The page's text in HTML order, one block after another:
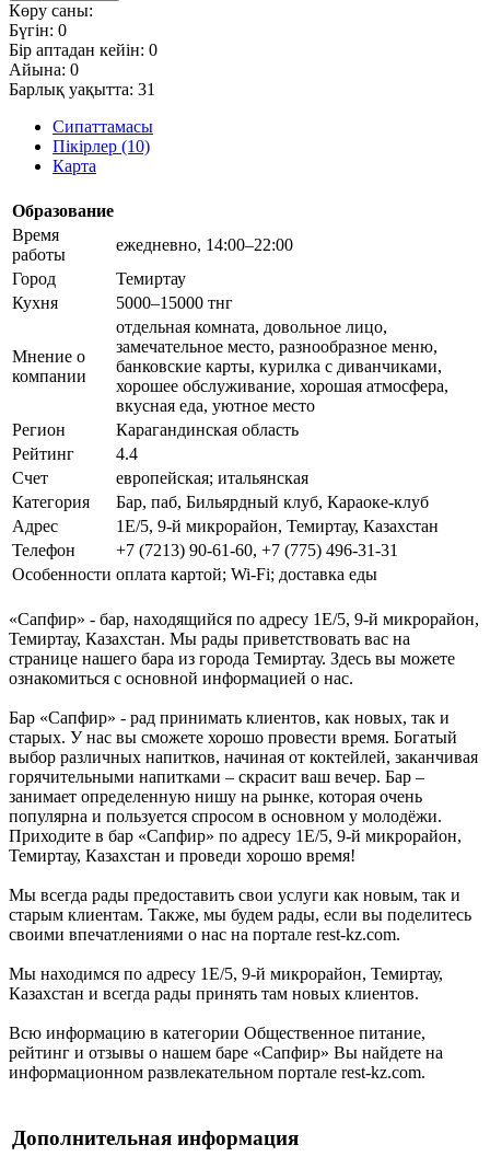
Көру саны:
Бүгін: 0
Бір аптадан кейін: 0
Айына: 0
Барлық уақытта: 31
Сипаттамасы
Пікірлер (10)
Карта
Образование
Время
работы
ежедневно, 14:00–22:00
Город
Темиртау
Кухня
5000–15000 тнг
Мнение о
компании
отдельная комната, довольное лицо,
замечательное место, разнообразное меню,
банковские карты, курилка с диванчиками,
хорошее обслуживание, хорошая атмосфера,
вкусная еда, уютное место
Регион
Карагандинская область
Рейтинг
4.4
Счет
европейская; итальянская
Категория
Бар, паб, Бильярдный клуб, Караоке-клуб
Адрес
1Е/5, 9-й микрорайон, Темиртау, Казахстан
Телефон
+7 (7213) 90-61-60, +7 (775) 496-31-31
Особенности оплата картой; Wi-Fi; доставка еды
«Сапфир» - бар, находящийся по адресу 1Е/5, 9-й микрорайон,
Темиртау, Казахстан. Мы рады приветствовать вас на
странице нашего бара из города Темиртау. Здесь вы можете
ознакомиться с основной информацией о нас.
Бар «Сапфир» - рад принимать клиентов, как новых, так и
старых. У нас вы сможете хорошо провести время. Богатый
выбор различных напитков, начиная от коктейлей, заканчивая
горячительными напитками – скрасит ваш вечер. Бар –
занимает определенную нишу на рынке, которая очень
популярна и пользуется спросом в основном у молодёжи.
Приходите в бар «Сапфир» по адресу 1Е/5, 9-й микрорайон,
Темиртау, Казахстан и проведи хорошо время!
Мы всегда рады предоставить свои услуги как новым, так и
старым клиентам. Также, мы будем рады, если вы поделитесь
своими впечатлениями о нас на портале rest-kz.com.
Мы находимся по адресу 1Е/5, 9-й микрорайон, Темиртау,
Казахстан и всегда рады принять там новых клиентов.
Всю информацию в категории Общественное питание,
рейтинг и отзывы о нашем баре «Сапфир» Вы найдете на
информационном развлекательном портале rest-kz.com.
Дополнительная информация